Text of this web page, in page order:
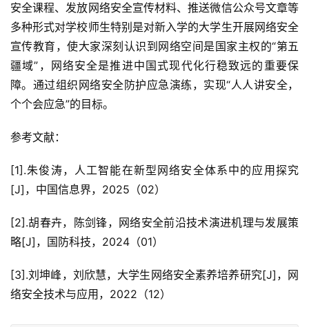
安全课程、发放网络安全宣传材料、推送微信公众号文章等
多种形式对学校师生特别是对新入学的大学生开展网络安全
宣传教育，使大家深刻认识到网络空间是国家主权的“第五
疆域”，网络安全是推进中国式现代化行稳致远的重要保
障。通过组织网络安全防护应急演练，实现“人人讲安全，
个个会应急”的目标。
参考文献：
[1].朱俊涛，人工智能在新型网络安全体系中的应用探究
[J]，中国信息界，2025（02）
[2].胡春卉，陈剑锋，网络安全前沿技术演进机理与发展策
略[J]，国防科技，2024（01）
[3].刘坤峰，刘欣慧，大学生网络安全素养培养研究[J]，网
络安全技术与应用，2022（12）